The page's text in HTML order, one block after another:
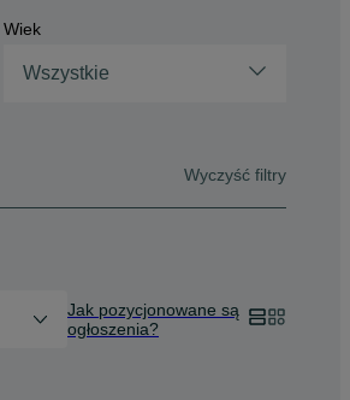
Wiek
Wszystkie
Wyczyść filtry
Jak pozycjonowane są
ogłoszenia?